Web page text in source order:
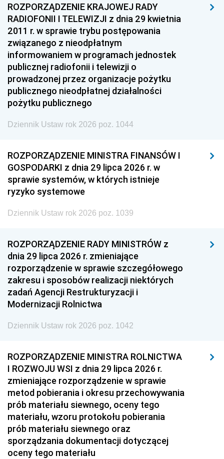
ROZPORZĄDZENIE KRAJOWEJ RADY
RADIOFONII I TELEWIZJI z dnia 29 kwietnia
2011 r. w sprawie trybu postępowania
związanego z nieodpłatnym
informowaniem w programach jednostek
publicznej radiofonii i telewizji o
prowadzonej przez organizacje pożytku
publicznego nieodpłatnej działalności
pożytku publicznego
Dziennik Ustaw rok 2026 poz. 1044
ROZPORZĄDZENIE MINISTRA FINANSÓW I
GOSPODARKI z dnia 29 lipca 2026 r. w
sprawie systemów, w których istnieje
ryzyko systemowe
Dziennik Ustaw rok 2026 poz. 1039
ROZPORZĄDZENIE RADY MINISTRÓW z
dnia 29 lipca 2026 r. zmieniające
rozporządzenie w sprawie szczegółowego
zakresu i sposobów realizacji niektórych
zadań Agencji Restrukturyzacji i
Modernizacji Rolnictwa
Dziennik Ustaw rok 2026 poz. 1042
ROZPORZĄDZENIE MINISTRA ROLNICTWA
I ROZWOJU WSI z dnia 29 lipca 2026 r.
zmieniające rozporządzenie w sprawie
metod pobierania i okresu przechowywania
prób materiału siewnego, oceny tego
materiału, wzoru protokołu pobierania
prób materiału siewnego oraz
sporządzania dokumentacji dotyczącej
oceny tego materiału